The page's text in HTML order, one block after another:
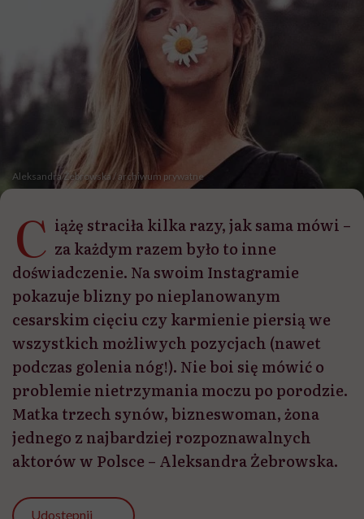
Aleksandra Żebrowska / archiwum prywatne
C iążę straciła kilka razy, jak sama mówi –
za każdym razem było to inne
doświadczenie. Na swoim Instagramie
pokazuje blizny po nieplanowanym
cesarskim cięciu czy karmienie piersią we
wszystkich możliwych pozycjach (nawet
podczas golenia nóg!). Nie boi się mówić o
problemie nietrzymania moczu po porodzie.
Matka trzech synów, bizneswoman, żona
jednego z najbardziej rozpoznawalnych
aktorów w Polsce – Aleksandra Żebrowska.
Udostępnij